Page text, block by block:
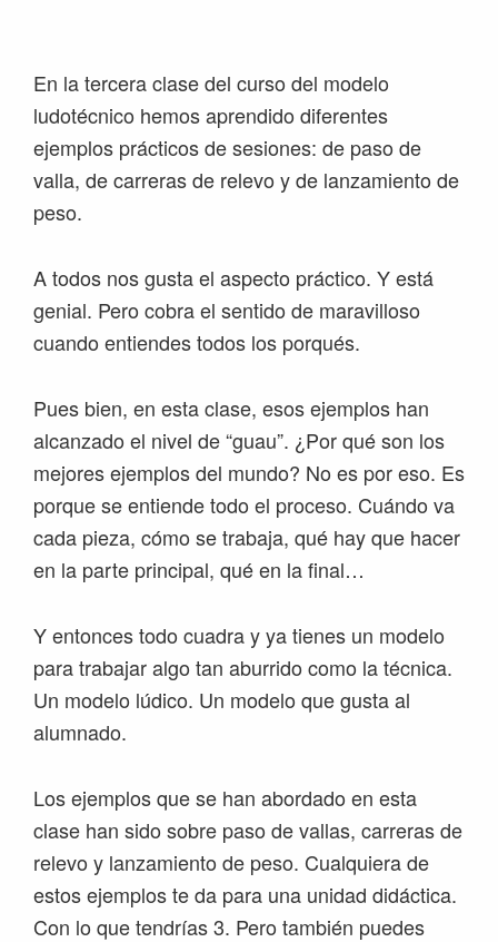
navegación
principal
contenido
principal
barra
lateral
principal
página
En la tercera clase del curso del modelo
ludotécnico hemos aprendido diferentes
ejemplos prácticos de sesiones: de paso de
valla, de carreras de relevo y de lanzamiento de
peso.
A todos nos gusta el aspecto práctico. Y está
genial. Pero cobra el sentido de maravilloso
cuando entiendes todos los porqués.
Pues bien, en esta clase, esos ejemplos han
alcanzado el nivel de “guau”. ¿Por qué son los
mejores ejemplos del mundo? No es por eso. Es
porque se entiende todo el proceso. Cuándo va
cada pieza, cómo se trabaja, qué hay que hacer
en la parte principal, qué en la final…
Y entonces todo cuadra y ya tienes un modelo
para trabajar algo tan aburrido como la técnica.
Un modelo lúdico. Un modelo que gusta al
alumnado.
Los ejemplos que se han abordado en esta
clase han sido sobre paso de vallas, carreras de
relevo y lanzamiento de peso. Cualquiera de
estos ejemplos te da para una unidad didáctica.
Con lo que tendrías 3. Pero también puedes